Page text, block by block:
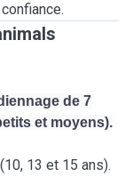
de 7
et moyens).
13 et 15 ans).